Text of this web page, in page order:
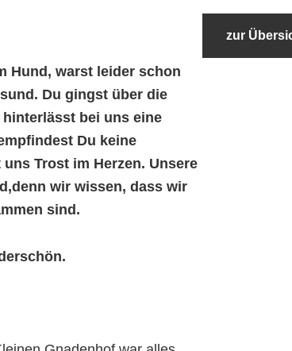
Hund, warst leider schon
Du gingst über die
bei uns eine
Du keine
Trost im Herzen. Unsere
wir wissen, dass wir
sind.
zur